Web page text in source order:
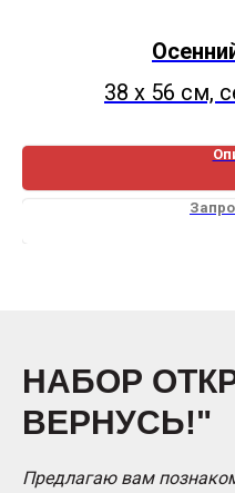
38 х 56 см,
НАБОР
ВЕРНУСЬ!"
Предлагаю вам